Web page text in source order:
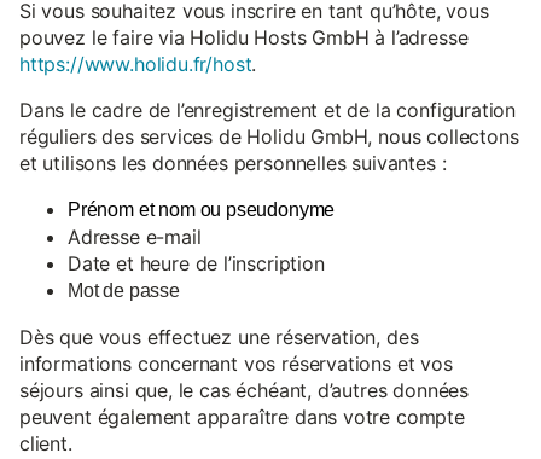
Si vous souhaitez vous inscrire en tant qu’hôte, vous
pouvez le faire via Holidu Hosts GmbH à l’adresse
https://www.holidu.fr/host.
Dans le cadre de l’enregistrement et de la configuration
réguliers des services de Holidu GmbH, nous collectons
et utilisons les données personnelles suivantes :
Prénom et nom ou pseudonyme
Adresse e-mail
Date et heure de l’inscription
Mot de passe
Dès que vous effectuez une réservation, des
informations concernant vos réservations et vos
séjours ainsi que, le cas échéant, d’autres données
peuvent également apparaître dans votre compte
client.